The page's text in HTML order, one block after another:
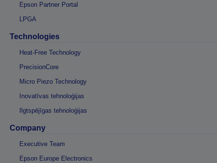
Epson Partner Portal
LPGA
Technologies
Heat-Free Technology
PrecisionCore
Micro Piezo Technology
Inovatīvas tehnoloģijas
Ilgtspējīgas tehnoloģijas
Company
Executive Team
Epson Europe Electronics